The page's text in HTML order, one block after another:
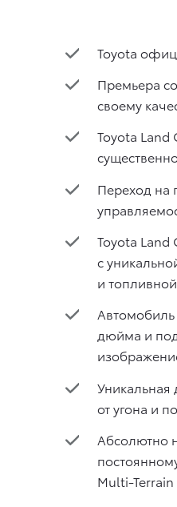
Toyota
Премьера
своему
Toyota
Переход на
Toyota
с
и
дюйма и
Уникальная
от угона и
Абсолютно
Multi-Terrain